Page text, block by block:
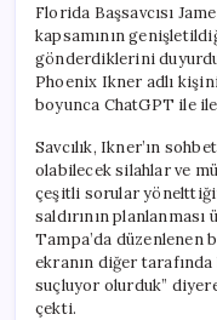
Florida Başsavcısı
kapsamının
gönderdiklerini
Phoenix Ikner adlı
boyunca ChatGPT ile
Savcılık, Ikner’ın
olabilecek silahlar ve
çeşitli sorular
saldırının
Tampa’da düzenlenen
ekranın diğer
suçluyor olurduk”
çekti.